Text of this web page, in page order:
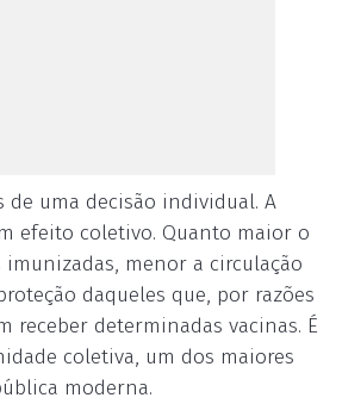
de uma decisão individual. A
efeito coletivo. Quanto maior o
imunizadas, menor a circulação
daqueles que, por razões
receber determinadas vacinas. É
coletiva, um dos maiores
moderna.